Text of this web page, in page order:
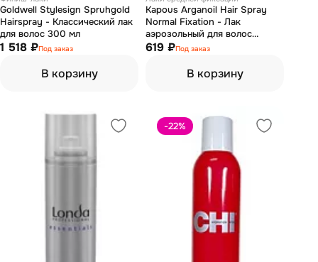
Goldwell Stylesign Spruhgold
Hairspray - Классический лак
для волос 300 мл
1 518 ₽Под заказ
В корзину
Kapous Arganoil Hair Spray
Normal Fixation - Лак
аэрозольный для волос
нормальной фиксации с
619 ₽Под заказ
В корзину
-22%